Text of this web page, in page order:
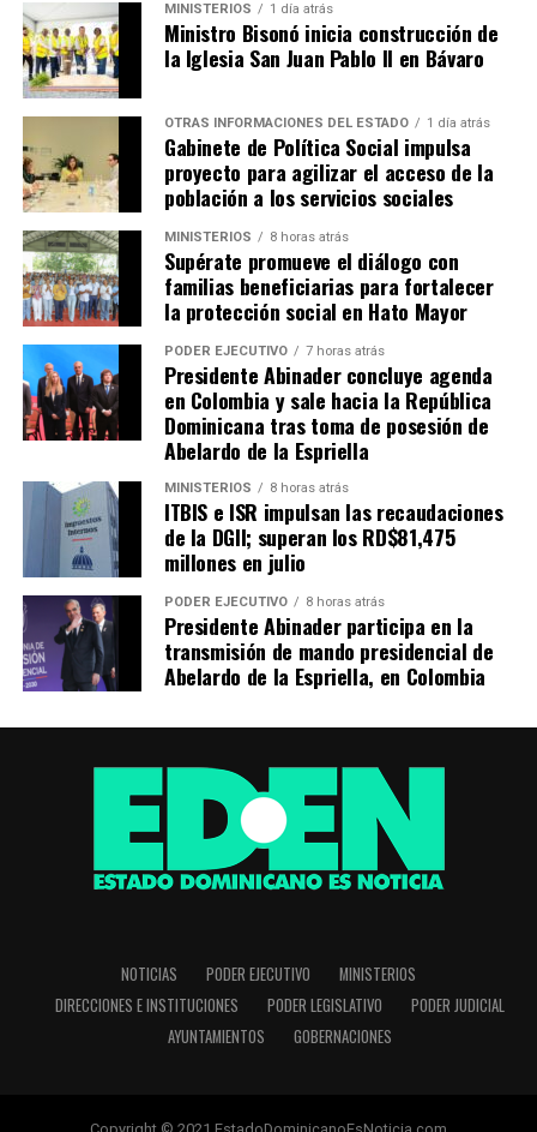
MINISTERIOS 1 día atrás
Ministro Bisonó inicia construcción de
la Iglesia San Juan Pablo II en Bávaro
OTRAS INFORMACIONES DEL ESTADO 1 día atrás
Gabinete de Política Social impulsa
proyecto para agilizar el acceso de la
población a los servicios sociales
MINISTERIOS 8 horas atrás
Supérate promueve el diálogo con
familias beneficiarias para fortalecer
la protección social en Hato Mayor
PODER EJECUTIVO 7 horas atrás
Presidente Abinader concluye agenda
en Colombia y sale hacia la República
Dominicana tras toma de posesión de
Abelardo de la Espriella
MINISTERIOS 8 horas atrás
ITBIS e ISR impulsan las recaudaciones
de la DGII; superan los RD$81,475
millones en julio
PODER EJECUTIVO 8 horas atrás
Presidente Abinader participa en la
transmisión de mando presidencial de
Abelardo de la Espriella, en Colombia
NOTICIAS PODER EJECUTIVO
MINISTERIOS
DIRECCIONES E INSTITUCIONES
PODER LEGISLATIVO
PODER JUDICIAL
AYUNTAMIENTOS
GOBERNACIONES